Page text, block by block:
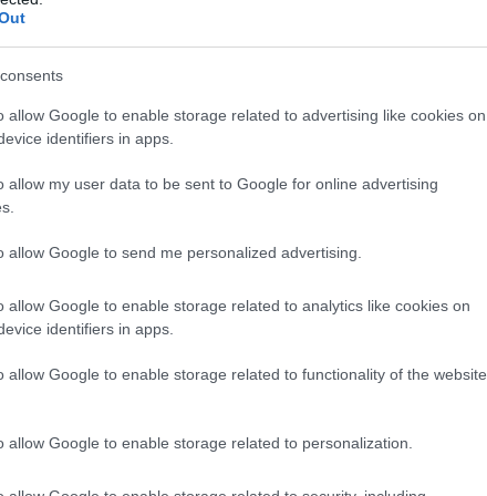
allow Google to enable storage related to advertising like cookies on
identifiers in apps.
allow my user data to be sent to Google for online advertising
allow Google to send me personalized advertising.
allow Google to enable storage related to analytics like cookies on
identifiers in apps.
allow Google to enable storage related to functionality of the website
allow Google to enable storage related to personalization.